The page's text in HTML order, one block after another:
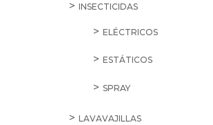
INSECTICIDAS
ELÉCTRICOS
ESTÁTICOS
SPRAY
LAVAVAJILLAS